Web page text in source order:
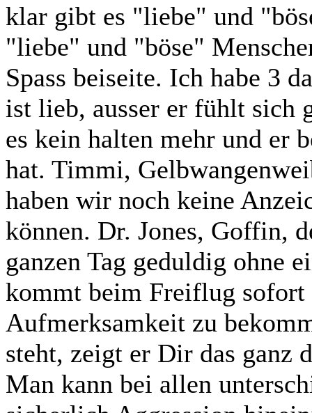
klar gibt es "liebe" und
"liebe" und "böse"
Spass beiseite. Ich habe 3
ist lieb, ausser er fühlt sich
es kein halten mehr und er
hat. Timmi,
haben wir noch keine
können. Dr. Jones, Goffin,
ganzen Tag geduldig ohne
kommt beim Freiflug sofort
Aufmerksamkeit zu
steht, zeigt er Dir das ganz
Man kann bei allen